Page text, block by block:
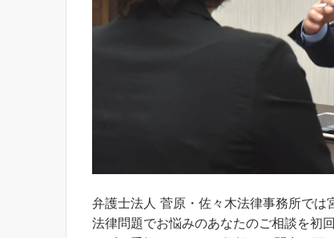
弁護士法人 菅原・佐々木法律事務所では
法律問題でお悩みのあなたのご相談を初